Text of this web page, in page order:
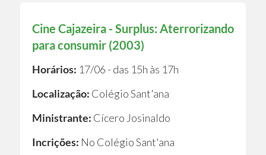
Cine Cajazeira - Surplus: Aterrorizando
para consumir (2003)
Horários: 17/06 - das 15h às 17h
Localização: Colégio Sant'ana
Ministrante: Cícero Josinaldo
Incrições: No Colégio Sant'ana